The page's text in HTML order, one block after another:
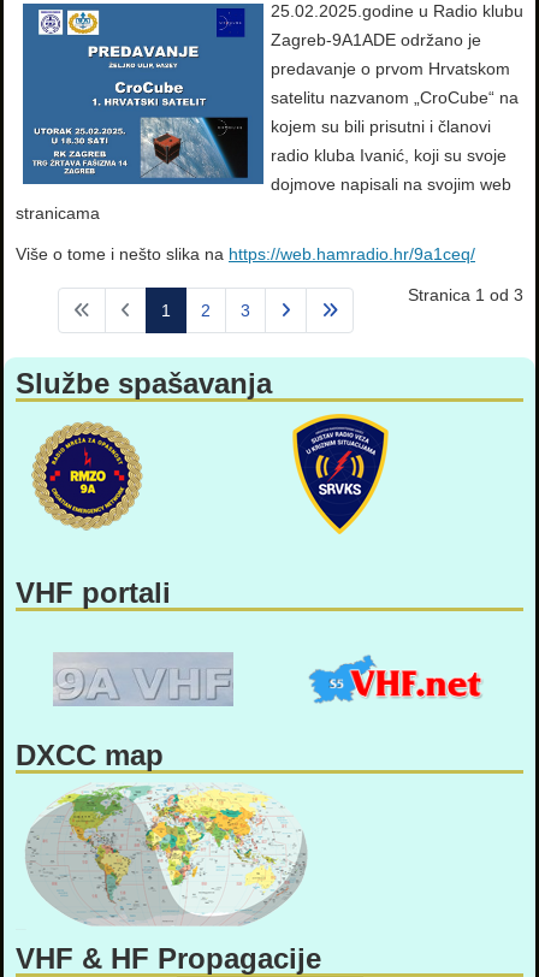
25.02.2025.godine u Radio klubu
Zagreb-9A1ADE održano je
predavanje o prvom Hrvatskom
satelitu nazvanom „CroCube“ na
kojem su bili prisutni i članovi
radio kluba Ivanić, koji su svoje
dojmove napisali na svojim web
stranicama
Više o tome i nešto slika na https://web.hamradio.hr/9a1ceq/
Stranica 1 od 3
1 2 3
Službe spašavanja
VHF portali
DXCC map
VHF & HF Propagacije